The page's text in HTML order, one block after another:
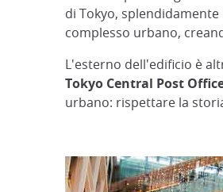
di Tokyo,
complesso urbano,
L'esterno dell'edificio è
Tokyo Central Post
urbano: rispettare la